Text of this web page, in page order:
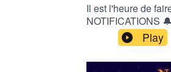
Il est l'heure de
NOTIFICATIONS
Bonne écoute :)
Play